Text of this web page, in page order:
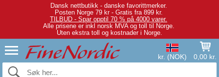
Dansk nettbutikk - danske favorittmerker.
Posten Norge 79 kr - Gratis fra 899 kr.
TILBUD - Spar opptil 70 % på 4000 varer.
Alle prisene er inkl norsk MVA og toll til Norge.
Uten ekstra toll og kostnader i Norge.
kr. (NOK) 0,00 kr.